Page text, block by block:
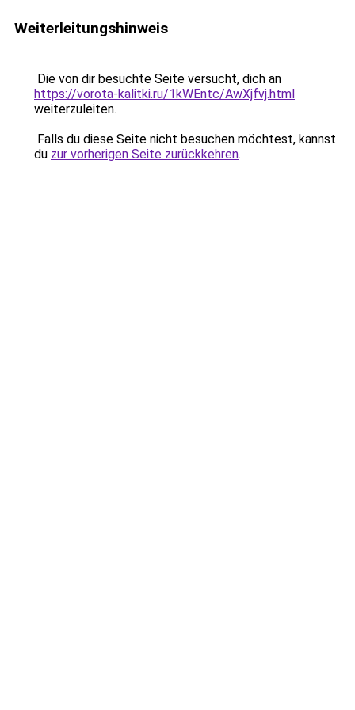
Weiterleitungshinweis
Die von dir besuchte Seite versucht, dich an
https://vorota-kalitki.ru/1kWEntc/AwXjfvj.html
weiterzuleiten.
Falls du diese Seite nicht besuchen möchtest, kannst
du zur vorherigen Seite zurückkehren.